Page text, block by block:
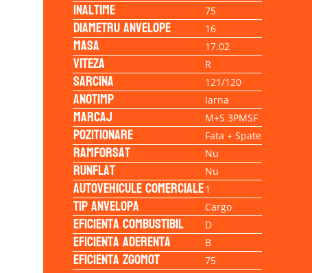
Inaltime 75
Diametru anvelope 16
Masa 17.02
Viteza R
Sarcina 121/120
Anotimp Iarna
Marcaj M+S 3PMSF
Pozitionare Fata + Spate
Ramforsat Nu
Runflat Nu
Autovehicule comerciale1
Tip anvelopa Cargo
Eficienta Combustibil D
Eficienta Aderenta B
Eficienta Zgomot 75